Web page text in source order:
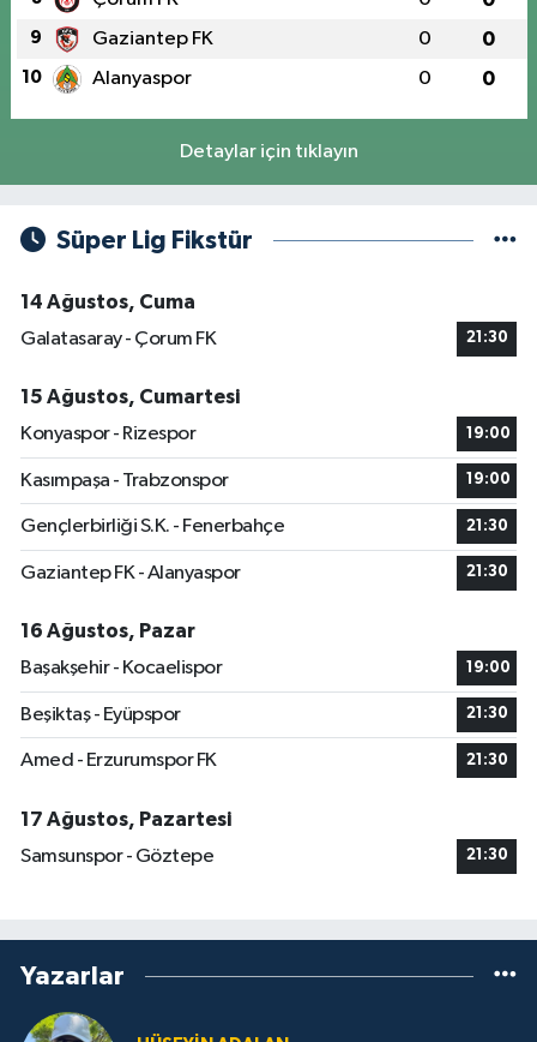
9 Gaziantep FK 0 0
10 Alanyaspor 0 0
Detaylar için tıklayın
Süper Lig Fikstür
14 Ağustos, Cuma
Galatasaray - Çorum FK
21:30
15 Ağustos, Cumartesi
Konyaspor - Rizespor
19:00
Kasımpaşa - Trabzonspor 19:00
Gençlerbirliği S.K. - Fenerbahçe 21:30
Gaziantep FK - Alanyaspor 21:30
16 Ağustos, Pazar
Başakşehir - Kocaelispor
19:00
Beşiktaş - Eyüpspor 21:30
Amed - Erzurumspor FK 21:30
17 Ağustos, Pazartesi
Samsunspor - Göztepe
21:30
Yazarlar